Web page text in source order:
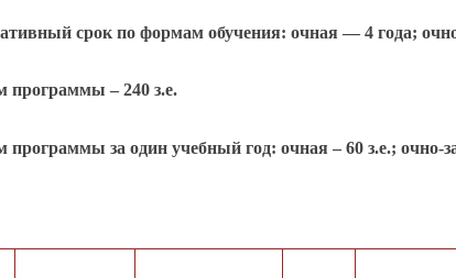
срок по формам обучения: очная — 4 года;
программы – 240 з.е.
программы за один учебный год: очная – 60 з.е.; очно-